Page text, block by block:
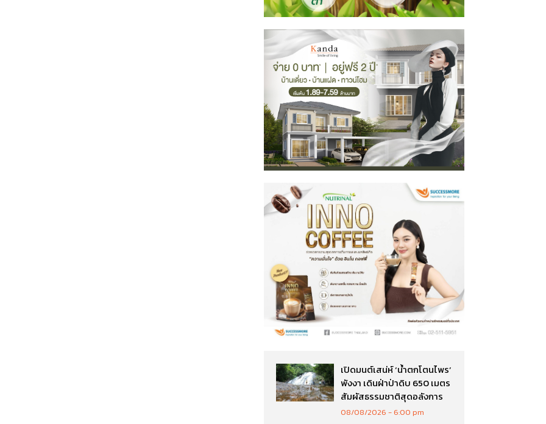
เปิดมนต์เสน่ห์ ‘น้ำตกโตนไพร’
พังงา เดินฝ่าป่าดิบ 650 เมตร
สัมผัสธรรมชาติสุดอลังการ
08/08/2026 6:00 pm